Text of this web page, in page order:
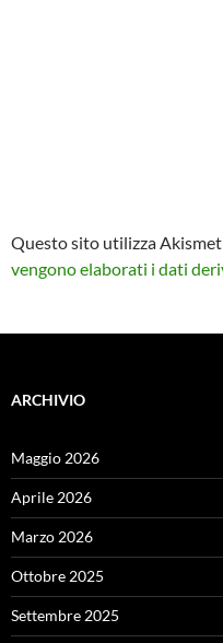
Questo sito utilizza
vengono elaborati i dati
ARCHIVIO
Maggio 2026
Aprile 2026
Marzo 2026
Ottobre 2025
Settembre 2025